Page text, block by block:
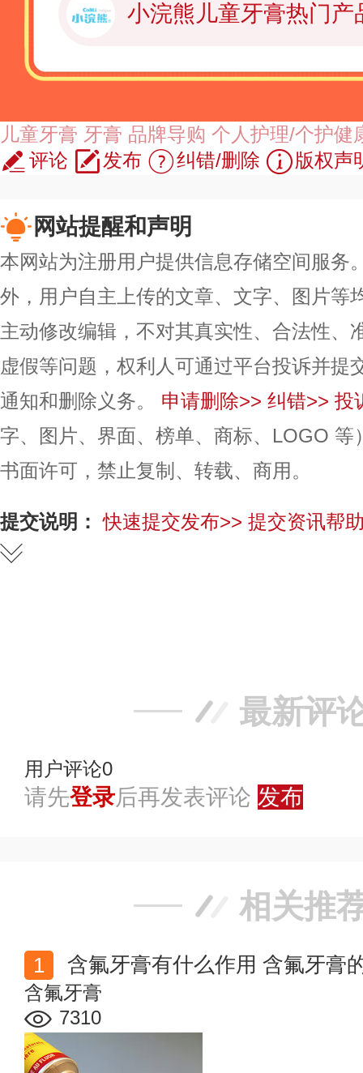
小浣熊儿童牙膏热门产
儿童牙膏 牙膏 品牌导购 个人护理/个护健
评论
发布 纠错/删除 版权声
网站提醒和声明
本网站为注册用户提供信息存储空间服务
外，用户自主上传的文章、文字、图片等
主动修改编辑，不对其真实性、合法性、
虚假等问题，权利人可通过平台投诉并提
通知和删除义务。
申请删除>> 纠错>> 投
字、图片、界面、榜单、商标、LOGO
书面许可，禁止复制、转载、商用。
提交说明： 快速提交发布>> 提交资讯帮
最新评
用户评论0
请先登录后再发表评论 发布
相关推
含氟牙膏有什么作用 含氟牙膏
含氟牙膏
7310